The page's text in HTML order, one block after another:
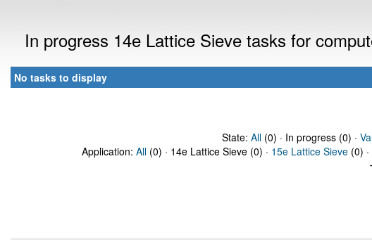
In progress 14e Lattice Sieve tasks for
No tasks to display
State: All(0) · In progress (0) ·
Application: All (0) · 14e Lattice Sieve (0) · 15e Lattice Sieve (0) ·